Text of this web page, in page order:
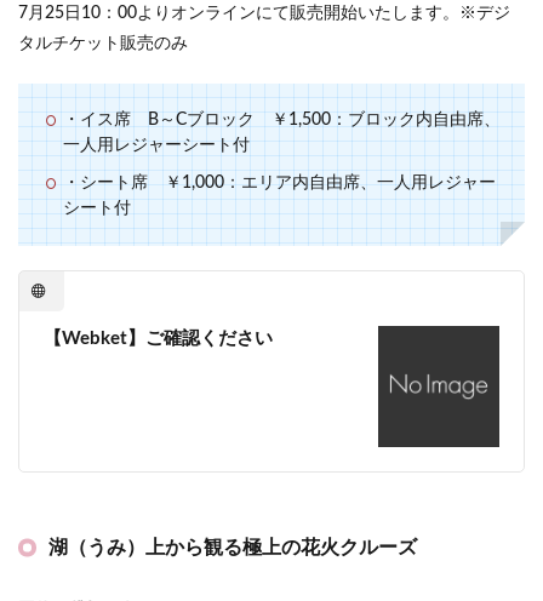
7月25日10：00よりオンラインにて販売開始いたします。※デジ
タルチケット販売のみ
・イス席 B～Cブロック ￥1,500：ブロック内自由席、
一人用レジャーシート付
・シート席 ￥1,000：エリア内自由席、一人用レジャー
シート付
【Webket】ご確認ください
湖（うみ）上から観る極上の花火クルーズ